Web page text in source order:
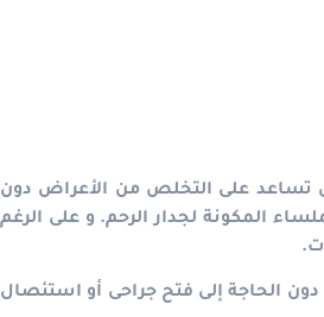
تساعد على التخلص من الأعراض دون
المكونة لجدار الرحم. و على الرغم
دون الحاجة إلى فتح جراحى أو استئصال